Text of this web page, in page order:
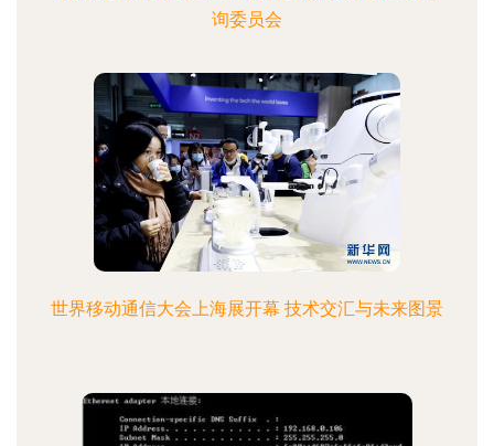
询委员会
世界移动通信大会上海展开幕 技术交汇与未来图景